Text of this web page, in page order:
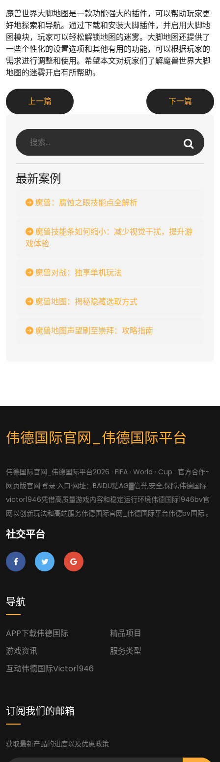
魔兽世界大脚地图是一款功能强大的插件，可以帮助玩家更
好地探索和导航。通过下载和安装大脚插件，并启用大脚地
图模块，玩家可以轻松解锁地图的迷雾。大脚地图还提供了
一些个性化的设置选项和其他有用的功能，可以根据玩家的
需求进行调整和使用。希望本文对玩家们了解魔兽世界大脚
地图的迷雾开启有所帮助。
上一篇 下一篇
最新案例
魔兽：腐蚀之眼技能点全解析
魔兽技能条如何缩小：减少视觉干扰，提升游
戏体验
魔兽对战：独享单机玩法
魔兽地图：揭秘隐藏选取方式
魔兽地图声望刷至崇拜：攻略指南
伟德国际官网_伟德国际平台
伟德国际官网_伟德国际平台2026 · FIFA · World · Cup · 官方合作-
网页版官网·登录·入口·网址：BAIDU點AG▓信誉,安全,保障,伟德国际
victor1946凭借高质量游戏内容和稳定运行环境伟德国际1946bv官
网以创新玩法和高端服务伟德国际官网_伟德国际平台伟德bv国际.。
社交平台
导航
APP下载伟德国际
精品项目
游戏资讯
服务类型
互动伟德国际victor1946
订阅我们的邮箱
获取最新产品的进度以及优惠政策